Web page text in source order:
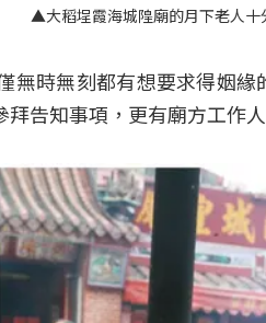
▲大稻埕霞海城隍廟的月下老人十
時無刻都有想要求得姻
告知事項，更有廟方工作